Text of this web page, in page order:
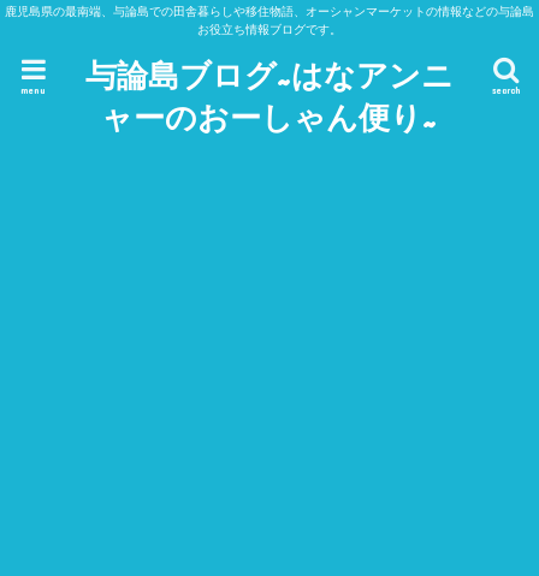
鹿児島県の最南端、与論島での田舎暮らしや移住物語、オーシャンマーケットの情報などの与論島
お役立ち情報ブログです。
与論島ブログ~はなアンニ
ャーのおーしゃん便り~
search
menu